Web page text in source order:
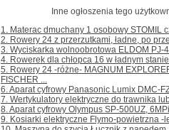
Inne ogłoszenia tego
1. Materac dmuchany 1 osobowy STOMIL
2. Rowery 24 z przerzutkami, ładne, po
3. Wyciskarka wolnoobrotowa ELDOM PJ-
4. Rowerek dla chłopca 16 w ładnym
5. Rowery 24 -różne- MAGNUM
FISCHER ...
6. Aparat cyfrowy Panasonic Lumix DMC-
7. Wertykulatory elektryczne do trawnika
8. Aparat cyfrowy Olympus SP-500UZ,
9. Kosiarki elektryczne Flymo-powietrzna -